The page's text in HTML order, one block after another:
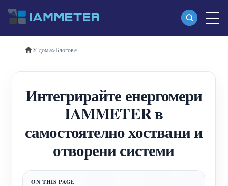
Продукти
(WEM3080)
Трифазен Wi-Fi измервател на енергия
(WEM3080T)
Трифазен Wi-Fi измервател на енергия
(WEM3046T)
У дома>Блогове
Интегрирайте енергомери
IAMMETER в
самостоятелно хоствани и
отворени системи